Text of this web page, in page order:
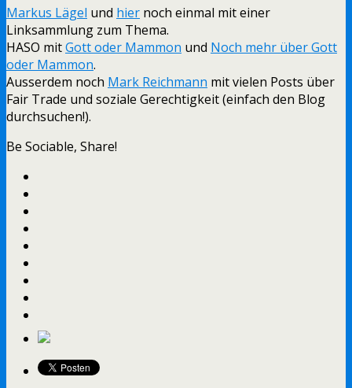
Markus Lägel und hier noch einmal mit einer
Linksammlung zum Thema.
HASO mitGott oder Mammon und Noch mehr über Gott
oder Mammon.
Ausserdem noch Mark Reichmann mit vielen Posts über
Fair Trade und soziale Gerechtigkeit (einfach den Blog
durchsuchen!).
Be Sociable, Share!